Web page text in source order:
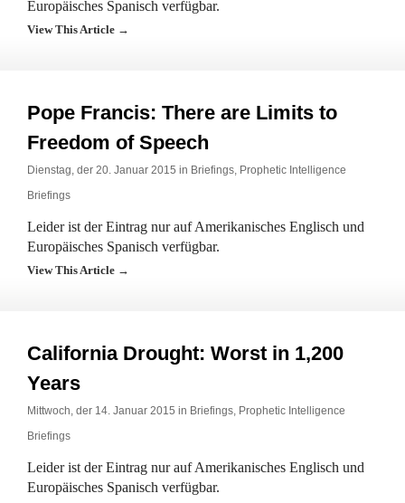
Europäisches Spanisch verfügbar.
View This Article →
Pope Francis: There are Limits to
Freedom of Speech
Dienstag, der 20. Januar 2015 in Briefings, Prophetic Intelligence
Briefings
Leider ist der Eintrag nur auf Amerikanisches Englisch und
Europäisches Spanisch verfügbar.
View This Article →
California Drought: Worst in 1,200
Years
Mittwoch, der 14. Januar 2015 in Briefings, Prophetic Intelligence
Briefings
Leider ist der Eintrag nur auf Amerikanisches Englisch und
Europäisches Spanisch verfügbar.